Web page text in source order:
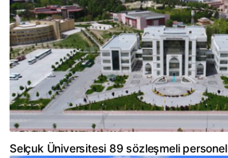
Selçuk Üniversitesi 89 sözleşmeli